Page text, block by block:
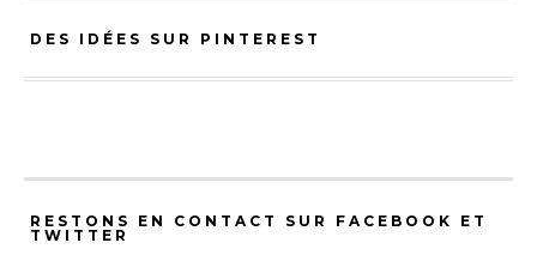
DES IDÉES SUR PINTEREST
RESTONS EN CONTACT SUR FACEBOOK ET
TWITTER